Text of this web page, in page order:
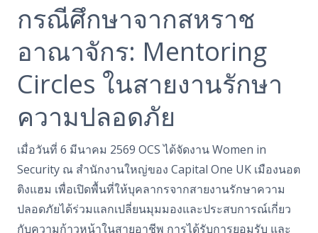
กรณีศึกษาจากสหราช
อาณาจักร: Mentoring
Circles ในสายงานรักษา
ความปลอดภัย
เมื่อวันที่ 6 มีนาคม 2569 OCS ได้จัดงาน Women in
Security ณ สำนักงานใหญ่ของ Capital One UK เมืองนอต
ติงแฮม เพื่อเปิดพื้นที่ให้บุคลากรจากสายงานรักษาความ
ปลอดภัยได้ร่วมแลกเปลี่ยนมุมมองและประสบการณ์เกี่ยว
กับความก้าวหน้าในสายอาชีพ การได้รับการยอมรับ และ